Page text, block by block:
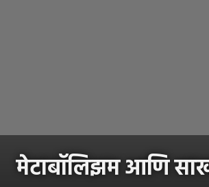
मेटाबॉलिझम आणि